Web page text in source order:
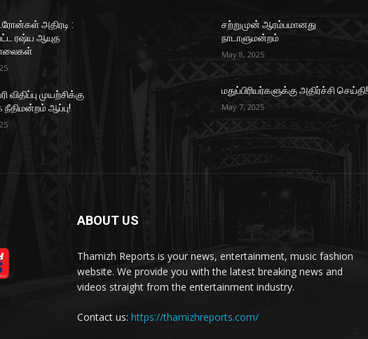
அதிரடி :
ரஷ்ய ஆயுத
விதிப்பு முயற்சிக்கு
நீதிமன்றம் ஆப்பு!
சற்றுமுன் ஆரம்பமானது
நாடாளுமன்றம்
May 8, 2025
மதுப்பிரியர்களுக்கு அதிர்ச்சி செய்தி!
May 7, 2025
ABOUT US
Thamizh Reports is your news, entertainment, music fashion
website. We provide you with the latest breaking news and
videos straight from the entertainment industry.
Contact us: https://thamizhreports.com/